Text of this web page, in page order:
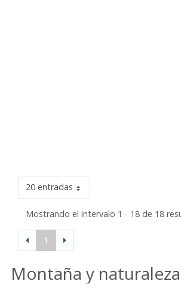
20 entradas
Mostrando el intervalo 1 - 18 de 18
1
Montaña y naturaleza